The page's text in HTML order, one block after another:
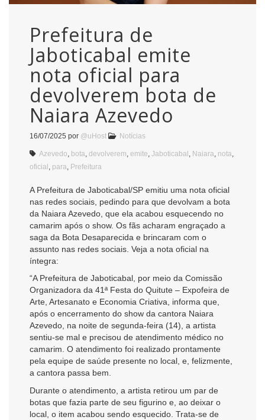
Prefeitura de
Jaboticabal emite
nota oficial para
devolverem bota de
Naiara Azevedo
16/07/2025 por @uHost Notícias
Azevedo bota devolverem emite Jaboticabal Naiara nota
oficial para Prefeitura
A Prefeitura de Jaboticabal/SP emitiu uma nota oficial
nas redes sociais, pedindo para que devolvam a bota
da Naiara Azevedo, que ela acabou esquecendo no
camarim após o show. Os fãs acharam engraçado a
saga da Bota Desaparecida e brincaram com o
assunto nas redes sociais. Veja a nota oficial na
íntegra:
“A Prefeitura de Jaboticabal, por meio da Comissão
Organizadora da 41ª Festa do Quitute – Expofeira de
Arte, Artesanato e Economia Criativa, informa que,
após o encerramento do show da cantora Naiara
Azevedo, na noite de segunda-feira (14), a artista
sentiu-se mal e precisou de atendimento médico no
camarim. O atendimento foi realizado prontamente
pela equipe de saúde presente no local, e, felizmente,
a cantora passa bem.
Durante o atendimento, a artista retirou um par de
botas que fazia parte de seu figurino e, ao deixar o
local, o item acabou sendo esquecido. Trata-se de